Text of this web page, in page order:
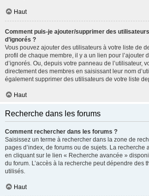
Haut
Comment puis-je ajouter/supprimer des
d’ignorés ?
Vous pouvez ajouter des utilisateurs à votre liste de
profil de chaque membre, il y a un lien pour l’ajouter
d’ignorés. Ou, depuis votre panneau de l’utilisateur,
directement des membres en saisissant leur nom
également supprimer des utilisateurs de votre liste
Haut
Recherche dans les forums
Comment rechercher dans les forums ?
Saisissez un terme à rechercher dans la zone de
pages d’index, de forums ou de sujets. La recherche
en cliquant sur le lien « Recherche avancée »
du forum. L’accès à la recherche peut dépendre des
utilisés.
Haut